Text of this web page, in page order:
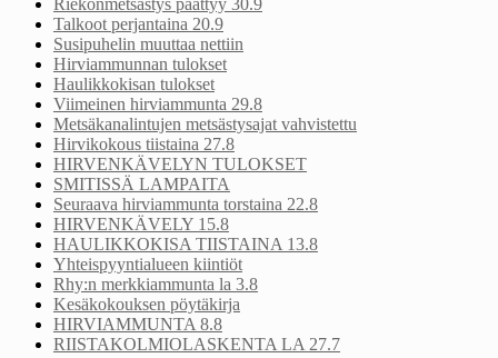
Talkoot perjantaina 20.9
Susipuhelin muuttaa nettiin
Hirviammunnan tulokset
Haulikkokisan tulokset
Viimeinen hirviammunta 29.8
Metsäkanalintujen metsästysajat vahvistettu
Hirvikokous tiistaina 27.8
HIRVENKÄVELYN TULOKSET
SMITISSÄ LAMPAITA
Seuraava hirviammunta torstaina 22.8
HIRVENKÄVELY 15.8
HAULIKKOKISA TIISTAINA 13.8
Yhteispyyntialueen kiintiöt
Rhy:n merkkiammunta la 3.8
Kesäkokouksen pöytäkirja
HIRVIAMMUNTA 8.8
RIISTAKOLMIOLASKENTA LA 27.7